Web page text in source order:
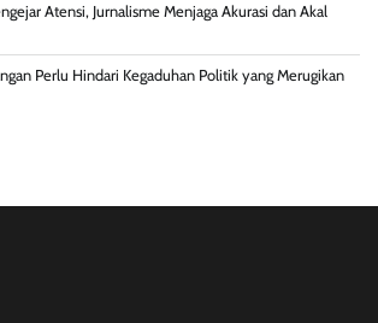
Atensi, Jurnalisme Menjaga Akurasi dan Akal
Perlu Hindari Kegaduhan Politik yang Merugikan